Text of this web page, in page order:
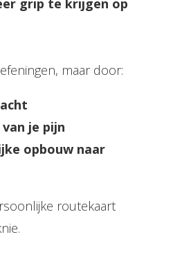
maar door:
je pijn
opbouw naar
routekaart